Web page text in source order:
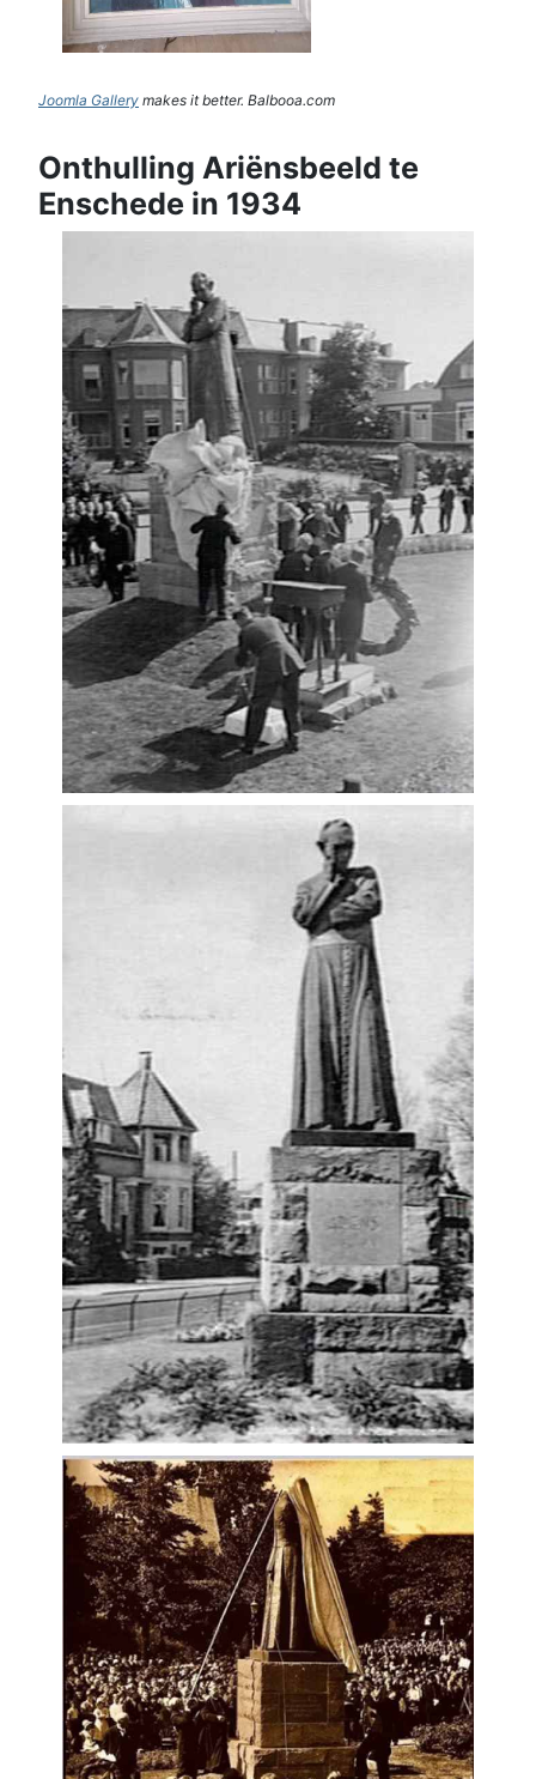
Joomla Gallery makes it better. Balbooa.com
Onthulling Ariënsbeeld te
Enschede in 1934